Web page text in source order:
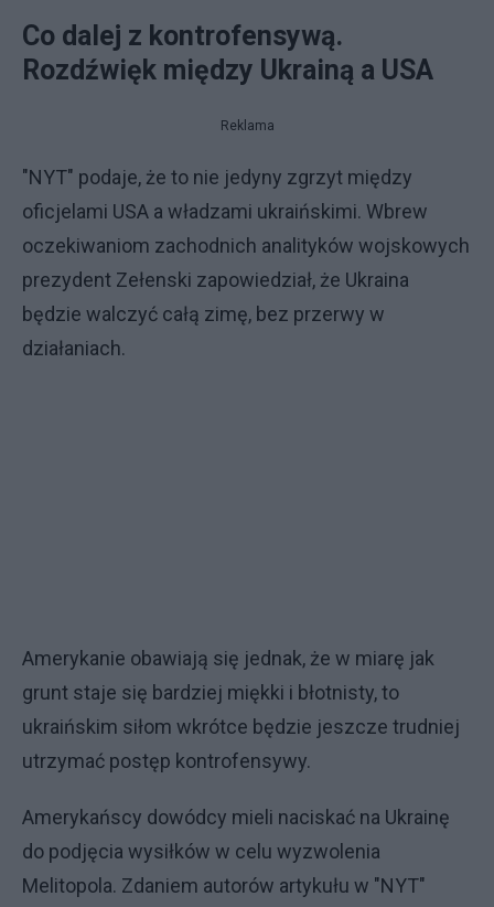
Co dalej z kontrofensywą.
Rozdźwięk między Ukrainą a USA
Reklama
"NYT" podaje, że to nie jedyny zgrzyt między
oficjelami USA a władzami ukraińskimi. Wbrew
oczekiwaniom zachodnich analityków wojskowych
prezydent Zełenski zapowiedział, że Ukraina
będzie walczyć całą zimę, bez przerwy w
działaniach.
Amerykanie obawiają się jednak, że w miarę jak
grunt staje się bardziej miękki i błotnisty, to
ukraińskim siłom wkrótce będzie jeszcze trudniej
utrzymać postęp kontrofensywy.
Amerykańscy dowódcy mieli naciskać na Ukrainę
do podjęcia wysiłków w celu wyzwolenia
Melitopola. Zdaniem autorów artykułu w "NYT"